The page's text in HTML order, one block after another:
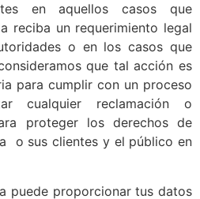
en aquellos casos que
reciba un requerimiento legal
o en los casos que
que tal acción es
para cumplir con un proceso
cualquier reclamación o
proteger los derechos de
o sus clientes y el público en
puede proporcionar tus datos